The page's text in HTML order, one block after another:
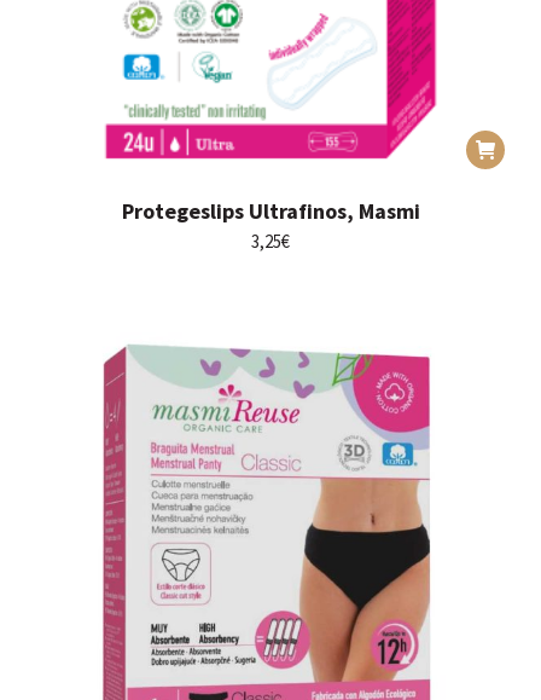
Protegeslips Ultrafinos, Masmi
3,25€